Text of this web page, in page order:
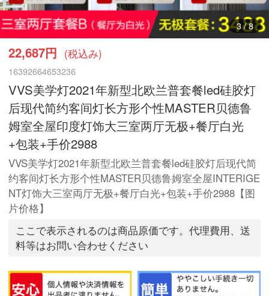
3/8
22,687円 (税込み)
16392664653236
VVS美学灯2021年新型北欧兰普套餐led硅胶灯
后现代简约客间灯长方形个性MASTER贝德鲁
姆室全屋印度灯饰大三室两厅无极+餐厅白光
+包装+手价2988
VVS美学灯2021年新型北欧兰普套餐led硅胶灯后现代简
约客间灯长方形个性MASTER贝德鲁姆室全屋INTERIGE
NT灯饰大三室両厅无极+餐厅白光+包装+手价2988【图
片价格】
ここで表示されるのは商品原価です。代理費用、送
料等はお問い合わせください